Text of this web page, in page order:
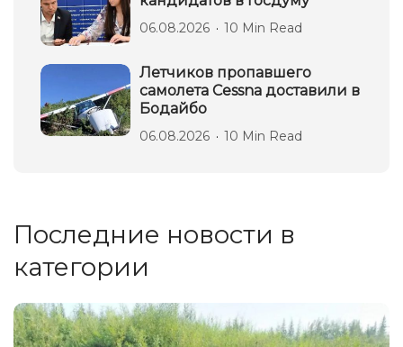
06.08.2026 10 Min Read
Летчиков пропавшего
самолета Cessna доставили в
Бодайбо
06.08.2026 10 Min Read
Последние новости в
категории